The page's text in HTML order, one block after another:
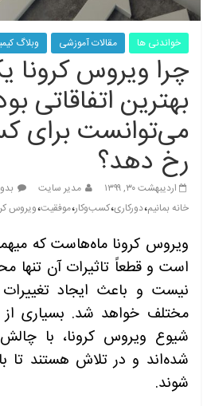
خواندنی ها مقالات آموزشی وبلاگ
چرا ویروس کرونا
بهترین اتفاقاتی
رخ دهد؟
اردیبهشت ۳۰, ۱۳۹۹ مدیر سایت
خانه بمانیم،دورکاری،کسب‌وکار،موفقیت،ویروس
ویروس کرونا ماه‌هاست که
است و قطعاً تاثیرات آن تنها
نیست و باعث ایجاد
مختلف خواهد شد. بسیاری از
شیوع ویروس کرونا، با
شده‌اند و در تلاش هستند تا
شوند.